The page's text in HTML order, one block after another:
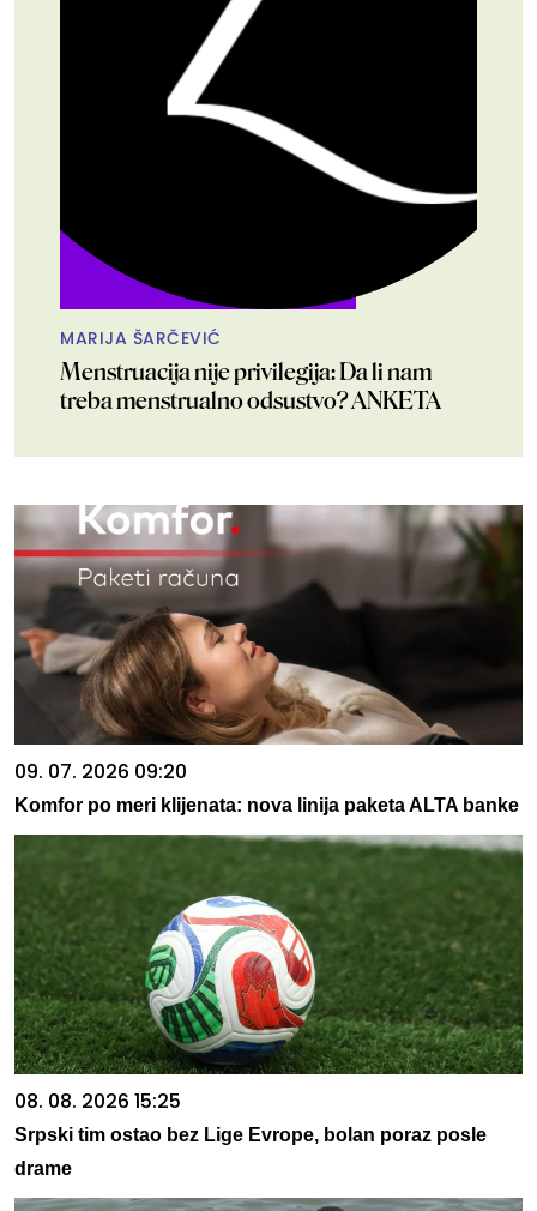
MARIJA ŠARČEVIĆ
Menstruacija nije privilegija: Da li nam
treba menstrualno odsustvo? ANKETA
09. 07. 2026 09:20
Komfor po meri klijenata: nova linija paketa ALTA banke
08. 08. 2026 15:25
Srpski tim ostao bez Lige Evrope, bolan poraz posle
drame